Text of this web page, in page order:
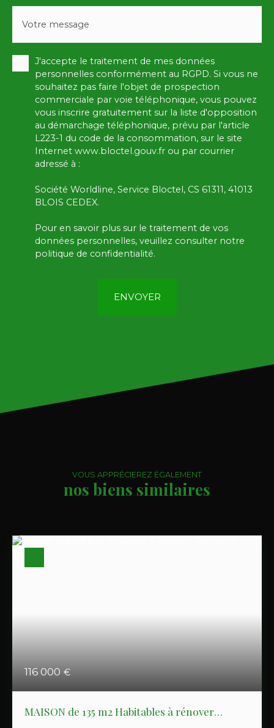
Votre message
J'accepte le traitement de mes données
personnelles conformément au RGPD. Si vous ne
souhaitez pas faire l'objet de prospection
commerciale par voie téléphonique, vous pouvez
vous inscrire gratuitement sur la liste d'opposition
au démarchage téléphonique, prévu par l'article
L223-1 du code de la consommation, sur le site
Internet www.bloctel.gouv.fr ou par courrier
adressé à :
Société Worldline, Service Bloctel, CS 61311, 41013
BLOIS CEDEX.
Pour en savoir plus sur le traitement de vos
données personnelles, veuillez consulter notre
politique de confidentialité.
ENVOYER
VOUS APPRÉCIEREZ ÉGALEMENT
nos biens similaires
116 000 €
MAISON de 135 m2 Habitables à rénover